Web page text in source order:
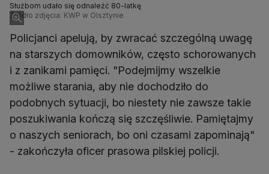
Służbom udało się odnaleźć 80-latkę
Źródło zdjęcia: KWP w Olsztynie
Policjanci apelują, by zwracać szczególną uwagę
na starszych domowników, często schorowanych
i z zanikami pamięci. "Podejmijmy wszelkie
możliwe starania, aby nie dochodziło do
podobnych sytuacji, bo niestety nie zawsze takie
poszukiwania kończą się szczęśliwie. Pamiętajmy
o naszych seniorach, bo oni czasami zapominają"
- zakończyła oficer prasowa pilskiej policji.